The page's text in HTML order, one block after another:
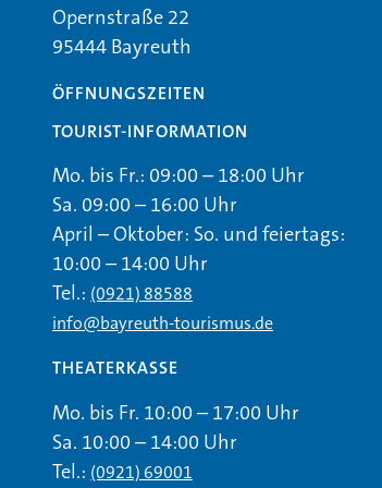
Opernstraße 22
95444 Bayreuth
ÖFFNUNGSZEITEN
TOURIST-INFORMATION
Mo. bis Fr.: 09:00 – 18:00 Uhr
Sa. 09:00 – 16:00 Uhr
April – Oktober: So. und feiertags:
10:00 – 14:00 Uhr
Tel.: (0921) 88588
info@bayreuth-tourismus.de
THEATERKASSE
Mo. bis Fr. 10:00 – 17:00 Uhr
Sa. 10:00 – 14:00 Uhr
Tel.: (0921) 69001